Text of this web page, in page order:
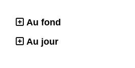
Au fond
Au jour